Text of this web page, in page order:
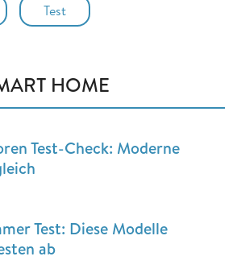
Test
HOME
Test-Check: Moderne
Test: Diese Modelle
ab